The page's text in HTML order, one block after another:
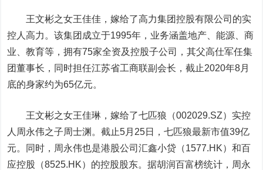
王文彬之女王佳佳，嫁给了高力集团控股有限公司的实
控人高力。该集团成立于1995年，业务涵盖地产、能源、商
业、教育等，拥有75家全资及控股子公司，其父高仕军任集
团董事长，同时担任江苏省工商联副会长，截止2020年8月
底的身家约为65亿元。
王文彬之女王佳琳，嫁给了七匹狼 （002029.SZ）实控
人周永伟之子周士渊。截止5月25日，七匹狼最新市值39亿
元。同时，周永伟也是港股公司汇鑫小贷（1577.HK）和百
应控股（8525.HK）的控股股东。据胡润百富榜统计，周永